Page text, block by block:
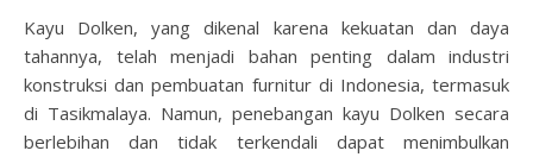
Kayu Dolken, yang dikenal karena kekuatan dan daya
tahannya, telah menjadi bahan penting dalam industri
konstruksi dan pembuatan furnitur di Indonesia, termasuk
di Tasikmalaya. Namun, penebangan kayu Dolken secara
berlebihan dan tidak terkendali dapat menimbulkan